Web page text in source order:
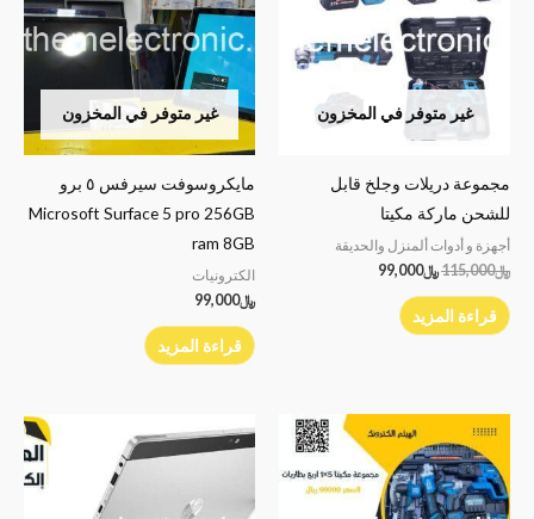
غير متوفر في المخزون
مجموعة دريلات وجلخ قابل
للشحن ماركة مكيتا
أجهزة و أدوات ألمنزل والحديقة
﷼115,000﷼99,000
قراءة المزيد
غير متوفر في المخزون
مايكروسوفت سيرفس ٥ برو
Microsoft Surface 5 pro 256GB
ram 8GB
الكترونيات
﷼99,000
قراءة المزيد